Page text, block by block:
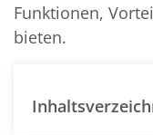
Funktionen,
bieten.